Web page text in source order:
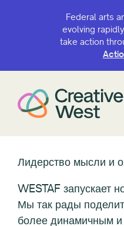
Federal arts
evolving
take action
Лидерство мысли
WESTAF запускает
Мы так рады
более динамичным